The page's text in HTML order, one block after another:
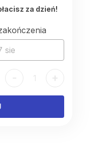
za dzień!
sie
- 1 +